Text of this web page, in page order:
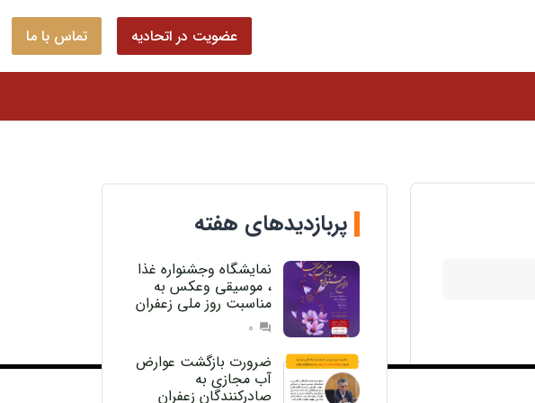
عضویت در اتحادیه تماس با ما
پربازدیدهای هفته
نمایشگاه وجشنواره غذا
، موسیقی وعکس به
مناسبت روز ملی زعفران
question_answer
0
ضرورت بازگشت عوارض
آب مجازی به
صادرکنندگان زعفران